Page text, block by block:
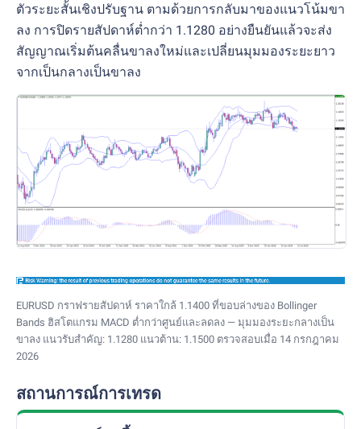
ตัวระยะสั้นเชิงปรับฐาน ตามด้วยการกลับมาของแนวโน้มขา
ลง การปิดรายสัปดาห์ต่ำกว่า 1.1280 อย่างยืนยันแล้วจะส่ง
สัญญาณเริ่มต้นคลื่นขาลงใหม่และเปลี่ยนมุมมองระยะยาว
จากเป็นกลางเป็นขาลง
EURUSD กราฟรายสัปดาห์ ราคาใกล้ 1.1400 ที่ขอบล่างของ Bollinger
Bands ฮิสโตแกรม MACD ต่ำกว่าศูนย์และลดลง — มุมมองระยะกลางเป็น
ขาลง แนวรับสำคัญ: 1.1280 แนวต้าน: 1.1500 ตรวจสอบเมื่อ 14 กรกฎาคม
2026
สถานการณ์การเทรด